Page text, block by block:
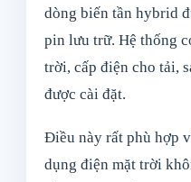
dòng biến tần hybrid
pin lưu trữ. Hệ thống
trời, cấp điện cho tải,
được cài đặt.
Điều này rất phù hợp
dụng điện mặt trời